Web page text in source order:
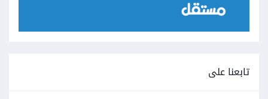
تابعنا على